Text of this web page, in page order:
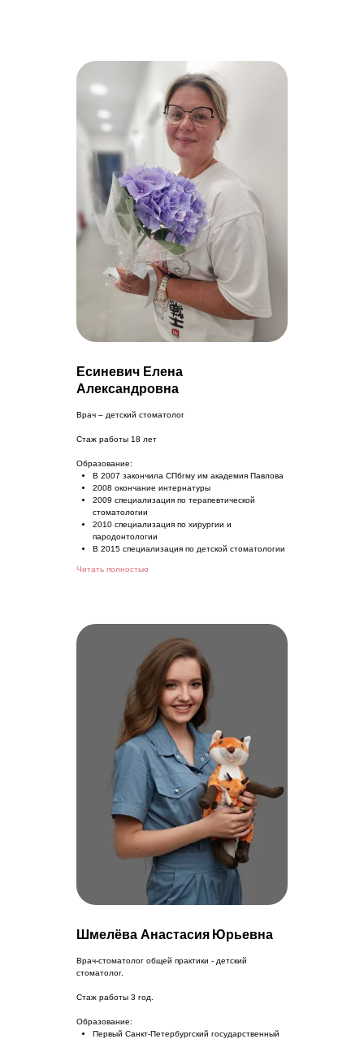
Есиневич Елена
Александровна
Врач – детский стоматолог
Стаж работы 18 лет
Образование:
В 2007 закончила СПбгму им академия Павлова
2008 окончание интернатуры
2009 специализация по терапевтической
стоматологии
2010 специализация по хирургии и
пародонтологии
В 2015 специализация по детской стоматологии
Читать полностью
Шмелёва Анастасия Юрьевна
Врач-стоматолог общей практики - детский
стоматолог.
Стаж работы 3 год.
Образование:
Первый Санкт-Петербургский государственный